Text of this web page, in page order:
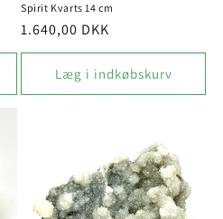
Spirit Kvarts 14 cm
Normalpris
1.640,00 DKK
Læg i indkøbskurv